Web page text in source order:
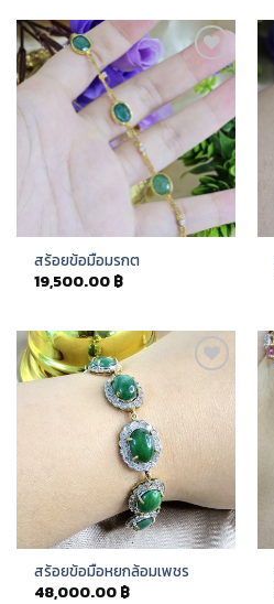
Add to
Wishlist
สร้อยข้อมือมรกต
19,500.00 ฿
Wishlist
สร้อยข้อมือหยกล้อมเพชร
48,000.00 ฿